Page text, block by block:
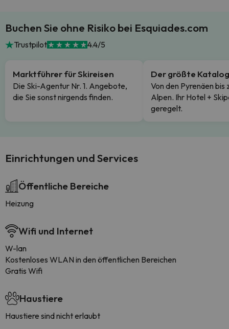
Buchen Sie ohne Risiko bei Esquiades.com
Trustpilot 4.4/5
Marktführer für Skireisen
Die Ski-Agentur Nr. 1. Angebote,
die Sie sonst nirgends finden.
Der größte Katalog
Von den Pyrenäen bis
Alpen. Ihr Hotel +
geregelt.
Einrichtungen und Services
Öffentliche Bereiche
Heizung
Wifi und Internet
W-lan
Kostenloses WLAN in den öffentlichen Bereichen
Gratis Wifi
Haustiere
Haustiere sind nicht erlaubt